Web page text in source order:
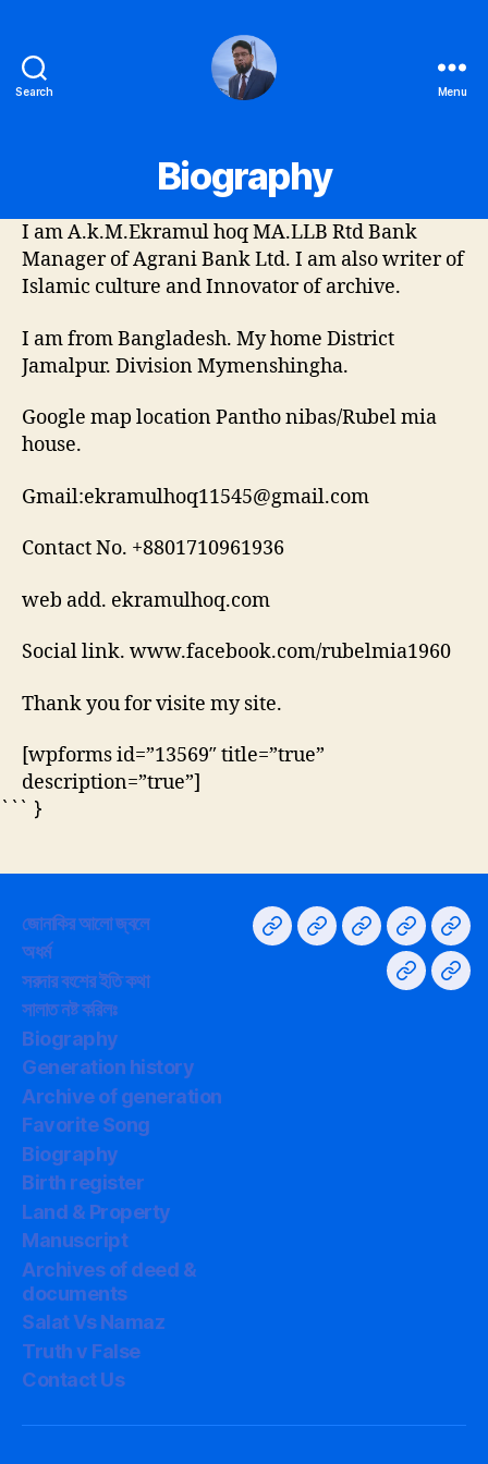
Search Menu
Biography
I am A.k.M.Ekramul hoq MA.LLB Rtd Bank
Manager of Agrani Bank Ltd. I am also writer of
Islamic culture and Innovator of archive.
I am from Bangladesh. My home District
Jamalpur. Division Mymenshingha.
Google map location Pantho nibas/Rubel mia
house.
Gmail:ekramulhoq11545@gmail.com
Contact No. +8801710961936
web add. ekramulhoq.com
Social link. www.facebook.com/rubelmia1960
Thank you for visite my site.
[wpforms id=”13569″ title=”true”
description=”true”]
``` }
জোনাকির আলো জ্বলে
অধর্ম
সরদার বংশের ইতি কথা
সালাত নষ্ট করিলঃ
Biography
Generation history
Archive of generation
Favorite Song
Biography
Birth register
Land & Property
Manuscript
Archives of deed &
documents
Salat Vs Namaz
Truth v False
Contact Us
Home
না
Privacy
Policy
সরদার
বংশের
ইতি
সালাত সালাত